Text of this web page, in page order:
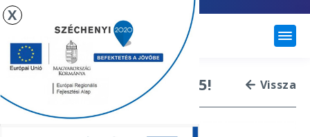
ÚJHARTYÁN
BURSA HUNGARICA 2025! Vissza
X